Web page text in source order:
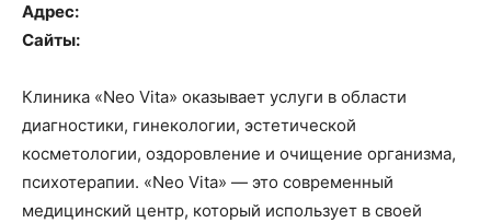
Адрес:
Сайты:
Клиника «Neo Vita» оказывает услуги в области
диагностики, гинекологии, эстетической
косметологии, оздоровление и очищение организма,
психотерапии. «Neo Vita» — это современный
медицинский центр, который использует в своей